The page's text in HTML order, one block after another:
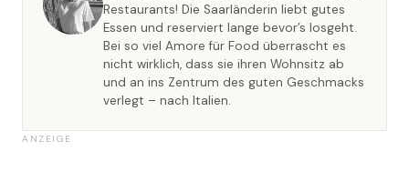
Restaurants! Die Saarländerin liebt gutes
Essen und reserviert lange bevor’s losgeht.
Bei so viel Amore für Food überrascht es
nicht wirklich, dass sie ihren Wohnsitz ab
und an ins Zentrum des guten Geschmacks
verlegt – nach Italien.
ANZEIGE